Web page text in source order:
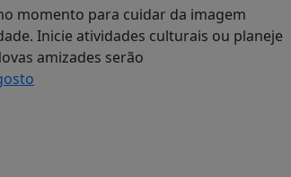
momento para cuidar da imagem
Inicie atividades culturais ou planeje
amizades serão